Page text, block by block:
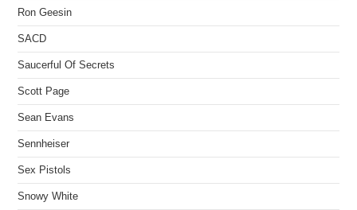
Ron Geesin
SACD
Saucerful Of Secrets
Scott Page
Sean Evans
Sennheiser
Sex Pistols
Snowy White